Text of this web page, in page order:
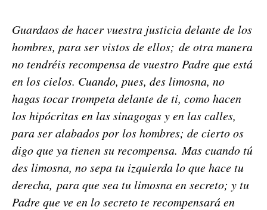
Guardaos de hac­er vues­tra jus­ti­cia delante de los
hom­bres, para ser vis­tos de ellos; de otra man­era
no ten­dréis rec­om­pen­sa de vue­stro Padre que está
en los cie­los. Cuan­do, pues, des limosna, no
hagas tocar trompe­ta delante de ti, como hacen
los hipócritas en las sin­a­gogas y en las calles,
para ser alaba­dos por los hom­bres; de cier­to os
digo que ya tienen su rec­om­pen­sa. Mas cuan­do tú
des limosna, no sepa tu izquier­da lo que hace tu
derecha, para que sea tu limosna en secre­to; y tu
Padre que ve en lo secre­to te rec­om­pen­sará en